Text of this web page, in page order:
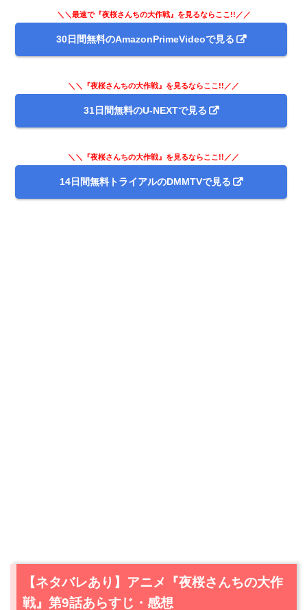
＼＼最速で『夜桜さんちの大作戦』を見るならここ!!／／
30日間無料のAmazonPrimeVideoで見る
＼＼『夜桜さんちの大作戦』を見るならここ!!／／
31日間無料のU-NEXTで見る
＼＼『夜桜さんちの大作戦』を見るならここ!!／／
14日間無料トライアルのDMMTVで見る
【ネタバレあり】アニメ『夜桜さんちの大作
戦』第9話あらすじ・感想